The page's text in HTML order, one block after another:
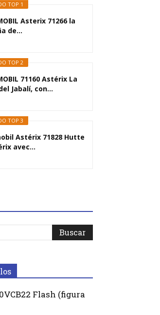
TOP 1
Asterix 71266 la
de...
TOP 2
71160 Astérix La
Jabalí, con...
TOP 3
Astérix 71828 Hutte
avec...
Flash (figura